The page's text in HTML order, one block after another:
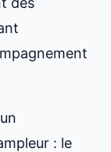
: le